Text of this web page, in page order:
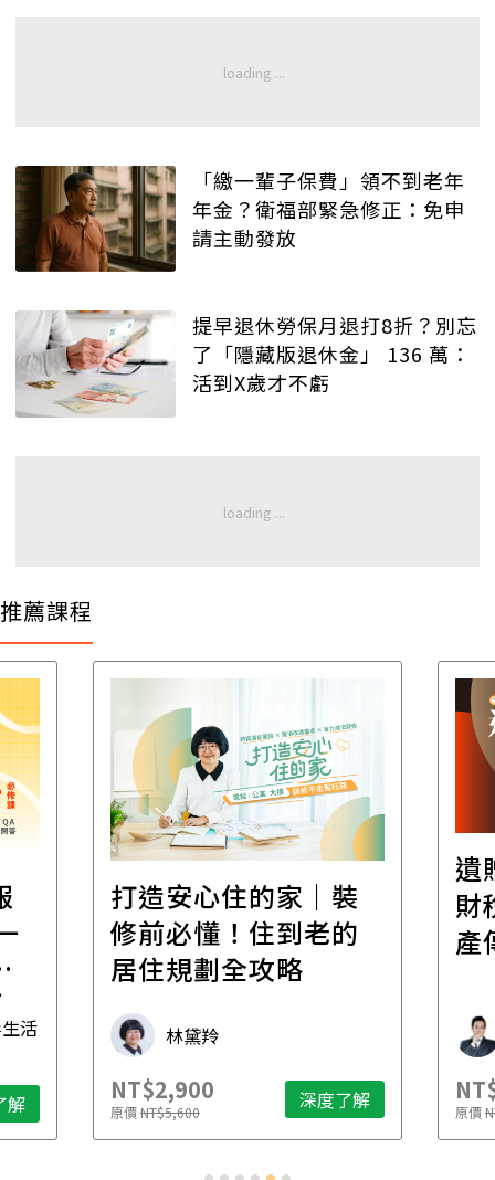
「繳一輩子保費」領不到老年
年金？衛福部緊急修正：免申
請主動發放
提早退休勞保月退打8折？別忘
了「隱藏版退休金」 136 萬：
活到X歲才不虧
推薦課程
活
解
打造安心住的家｜裝
修前必懂！住到老的
居住規劃全攻略
林黛羚
NT$2,900
原價NT$5,600 深度了解
遺
財
產
原價